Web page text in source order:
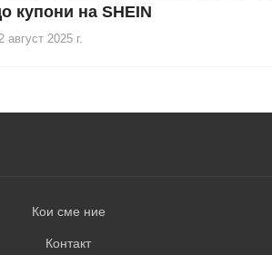
купони на SHEIN
август 2025 г.
Кои сме ние
Контакт